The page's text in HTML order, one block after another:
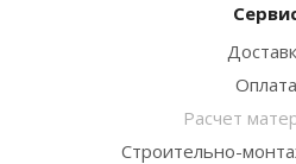
Оплата
Расчет
Строительно-